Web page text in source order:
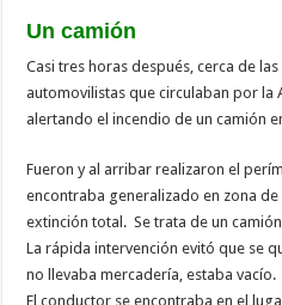
Un camión
Casi tres horas después, cerca de
automovilistas que circulaban por la
alertando el incendio de un camión
Fueron y al arribar realizaron el
encontraba generalizado en zona
extinción total. Se trata de un
La rápida intervención evitó que se
no llevaba mercadería, estaba vacío.
El conductor se encontraba en el